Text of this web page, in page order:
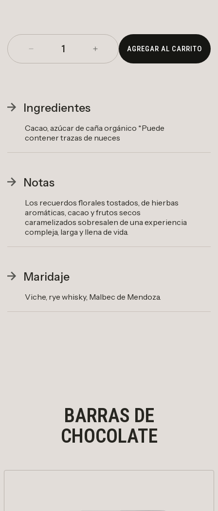
Reducir cantidad para Lupuna 86%
Aumentar cantidad para
AGREGAR AL CARRITO
Ingredientes
Cacao, azúcar de caña orgánico *Puede
contener trazas de nueces
Notas
Los recuerdos florales tostados, de hierbas
aromáticas, cacao y frutos secos
caramelizados sobresalen de una experiencia
compleja, larga y llena de vida.
Maridaje
Viche, rye whisky, Malbec de Mendoza.
BARRAS DE
CHOCOLATE